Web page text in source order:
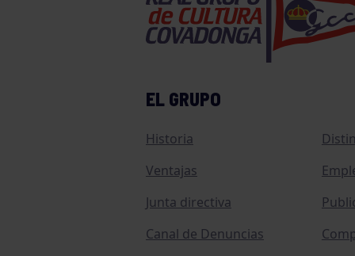
EL GRUPO
Historia
Ventajas
Junta directiva
Canal de Denuncias